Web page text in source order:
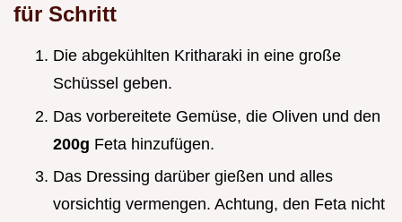
für Schritt
Die abgekühlten Kritharaki in eine große
Schüssel geben.
Das vorbereitete Gemüse, die Oliven und den
200g Feta hinzufügen.
Das Dressing darüber gießen und alles
vorsichtig vermengen. Achtung, den Feta nicht